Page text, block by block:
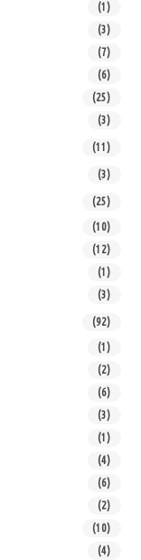
(1)
(3)
(7)
(6)
(25)
(3)
(11)
(3)
(25)
(10)
(12)
(1)
(3)
(92)
(1)
(2)
(6)
(3)
(1)
(4)
(6)
(2)
(10)
(4)